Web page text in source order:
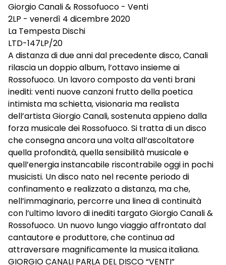
Giorgio Canali & Rossofuoco - Venti
2LP - venerdì 4 dicembre 2020
La Tempesta Dischi
LTD-147LP/20
A distanza di due anni dal precedente disco, Canali
rilascia un doppio album, l’ottavo insieme ai
Rossofuoco. Un lavoro composto da venti brani
inediti: venti nuove canzoni frutto della poetica
intimista ma schietta, visionaria ma realista
dell’artista Giorgio Canali, sostenuta appieno dalla
forza musicale dei Rossofuoco. Si tratta di un disco
che consegna ancora una volta all’ascoltatore
quella profondità, quella sensibilità musicale e
quell’energia instancabile riscontrabile oggi in pochi
musicisti. Un disco nato nel recente periodo di
confinamento e realizzato a distanza, ma che,
nell’immaginario, percorre una linea di continuità
con l’ultimo lavoro di inediti targato Giorgio Canali &
Rossofuoco. Un nuovo lungo viaggio affrontato dal
cantautore e produttore, che continua ad
attraversare magnificamente la musica italiana.
GIORGIO CANALI PARLA DEL DISCO “VENTI”